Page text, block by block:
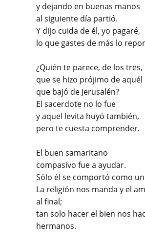
y dejando en buenas manos
al siguiente día partió.
Y dijo cuida de él, yo pagaré,
lo que gastes de más lo
¿Quién te parece, de los tres,
que se hizo prójimo de aquél
que bajó de Jerusalén?
El sacerdote no lo fue
y aquel levita huyó también,
pero te cuesta comprender.
El buen samaritano
compasivo fue a ayudar.
Sólo él se comportó como
La religión nos manda y el
al final;
tan solo hacer el bien nos
hermanos.